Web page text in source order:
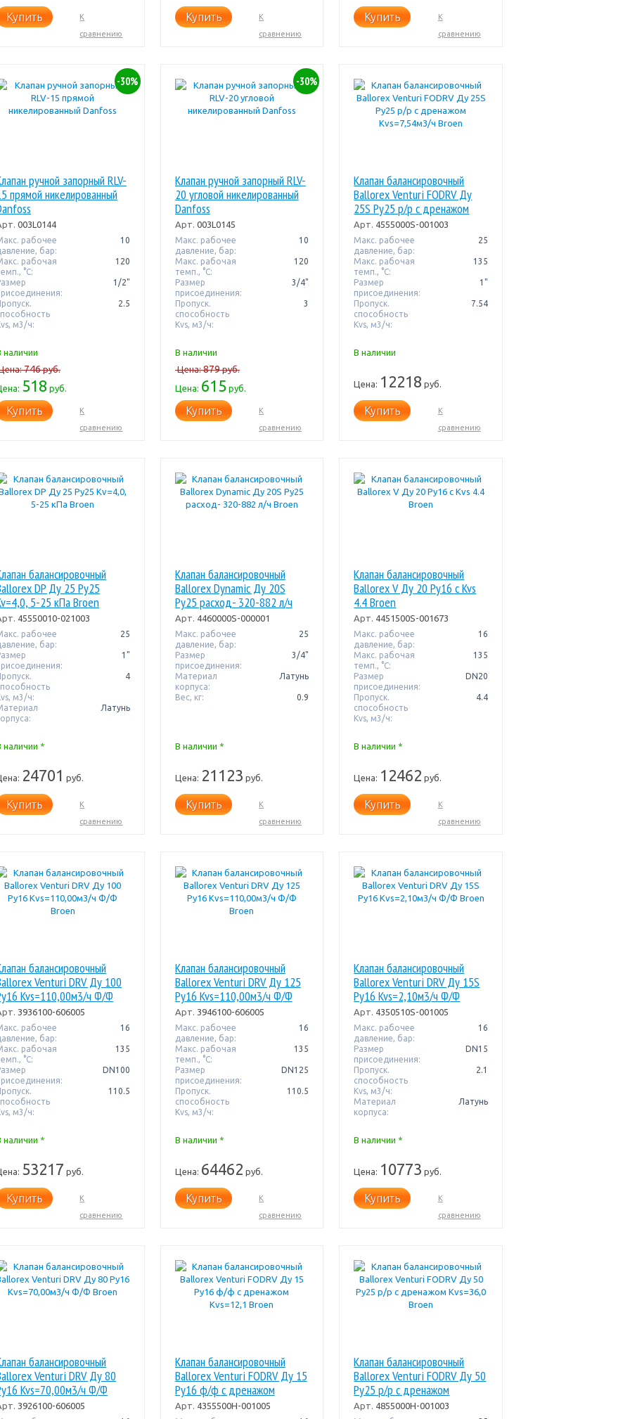
Купить
К
сравнению
Купить
К
сравнению
Купить
К
сравнению
-30%
ручной запорный RLV-
прямой никелированный
003L0144
рабочее
бар:
10
рабочая
°С:
120
1/2"
м3/ч:
2.5
наличии
746руб.
518 руб.
Купить
К
сравнению
-30%
Клапан ручной запорный RLV-
20 угловой никелированный
Danfoss
Арт. 003L0145
Макс. рабочее
давление, бар:
10
Макс. рабочая
темп., °С:
120
Размер
присоединения:
3/4"
Пропуск.
способность
Kvs, м3/ч:
3
В наличии
Цена:879руб.
Цена: 615руб.
Купить
К
сравнению
Клапан балансировочный
Ballorex Venturi FODRV Ду
25S Pу25 р/р с дренажом
Kvs=7,54м3/ч Broen
Арт. 4555000S-001003
Макс. рабочее
давление, бар:
25
Макс. рабочая
темп., °С:
135
Размер
присоединения:
1"
Пропуск.
способность
Kvs, м3/ч:
7.54
В наличии
Цена: 12218 руб.
Купить
К
сравнению
балансировочный
DP Ду 25 Pу25
5-25 кПа Broen
45550010-021003
рабочее
бар:
25
1"
м3/ч:
4
Латунь
наличии *
24701 руб.
Купить
К
сравнению
Клапан балансировочный
Ballorex Dynamic Ду 20S
Pу25 расход- 320-882 л/ч
Broen
Арт. 4460000S-000001
Макс. рабочее
давление, бар:
25
Размер
присоединения:
3/4"
Материал
корпуса:
Латунь
Вес, кг: 0.9
В наличии *
Цена: 21123 руб.
Купить
К
сравнению
Клапан балансировочный
Ballorex V Ду 20 Pу16 с Kvs
4.4 Broen
Арт. 4451500S-001673
Макс. рабочее
давление, бар:
16
Макс. рабочая
темп., °С:
135
Размер
присоединения:
DN20
Пропуск.
способность
Kvs, м3/ч:
4.4
В наличии *
Цена: 12462 руб.
Купить
К
сравнению
балансировочный
Venturi DRV Ду 100
Kvs=110,00м3/ч Ф/Ф
3936100-606005
рабочее
бар:
16
рабочая
°С:
135
DN100
м3/ч:
110.5
наличии *
53217 руб.
Купить
К
сравнению
Клапан балансировочный
Ballorex Venturi DRV Ду 125
Pу16 Kvs=110,00м3/ч Ф/Ф
Broen
Арт. 3946100-606005
Макс. рабочее
давление, бар:
16
Макс. рабочая
темп., °С:
135
Размер
присоединения:
DN125
Пропуск.
способность
Kvs, м3/ч:
110.5
В наличии *
Цена: 64462 руб.
Купить
К
сравнению
Клапан балансировочный
Ballorex Venturi DRV Ду 15S
Pу16 Kvs=2,10м3/ч Ф/Ф
Broen
Арт. 4350510S-001005
Макс. рабочее
давление, бар:
16
Размер
присоединения:
DN15
Пропуск.
способность
Kvs, м3/ч:
2.1
Материал
корпуса:
Латунь
В наличии *
Цена: 10773 руб.
Купить
К
сравнению
балансировочный
Venturi DRV Ду 80
Kvs=70,00м3/ч Ф/Ф
3926100-606005
Клапан балансировочный
Ballorex Venturi FODRV Ду 15
Pу16 ф/ф с дренажом
Kvs=12,1 Broen
Арт. 4355500H-001005
Клапан балансировочный
Ballorex Venturi FODRV Ду 50
Pу25 р/р с дренажом
Kvs=36,0 Broen
Арт. 4855000H-001003